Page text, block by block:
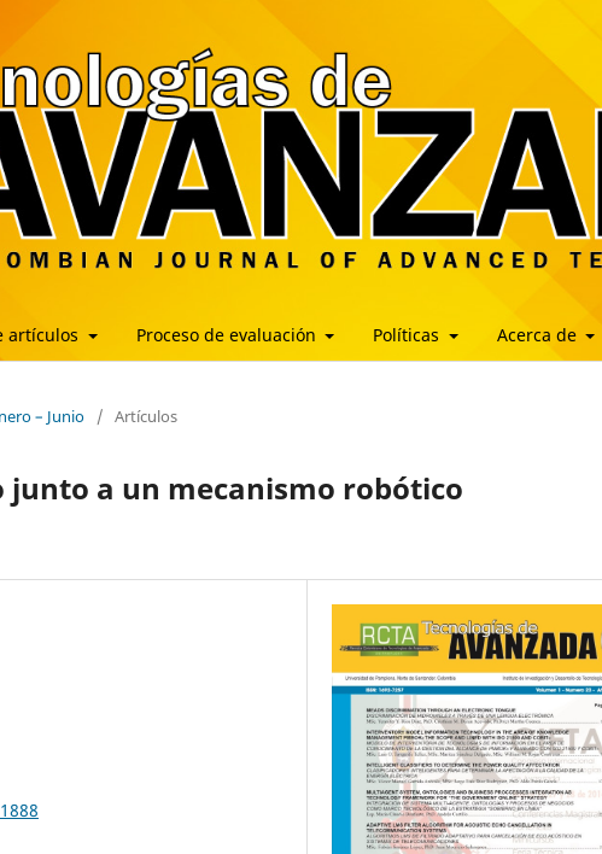
artículos Proceso de evaluación Políticas Acerca de
– Junio / Artículos
junto a un mecanismo robótico